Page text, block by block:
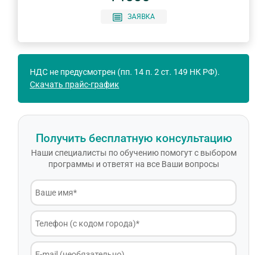
ЗАЯВКА
НДС не предусмотрен (пп. 14 п. 2 ст. 149 НК РФ).
Скачать прайс-график
Получить бесплатную консультацию
Наши специалисты по обучению помогут с выбором
программы и ответят на все Ваши вопросы